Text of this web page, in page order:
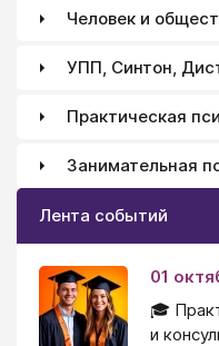
Человек и
УПП, Синтон,
Практическая
Занимательная
Лента событий
01
🎓
и